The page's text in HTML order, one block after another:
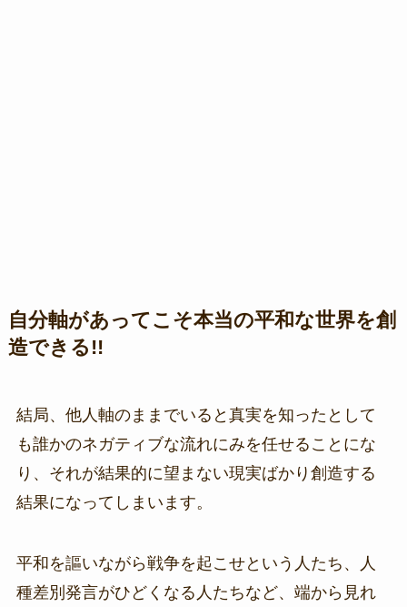
自分軸があってこそ本当の平和な世界を創
造できる!!
結局、他人軸のままでいると真実を知ったとして
も誰かのネガティブな流れにみを任せることにな
り、それが結果的に望まない現実ばかり創造する
結果になってしまいます。
平和を謳いながら戦争を起こせという人たち、人
種差別発言がひどくなる人たちなど、端から見れ